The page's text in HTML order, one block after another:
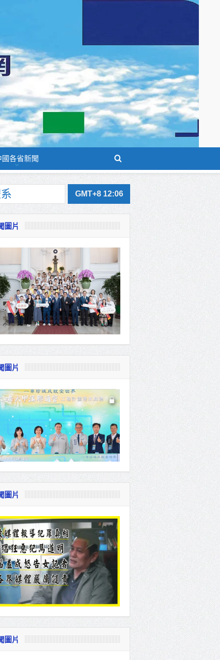
國各省新聞
賓共同
GMT+8 12:06
圖片
圖片
圖片
圖片